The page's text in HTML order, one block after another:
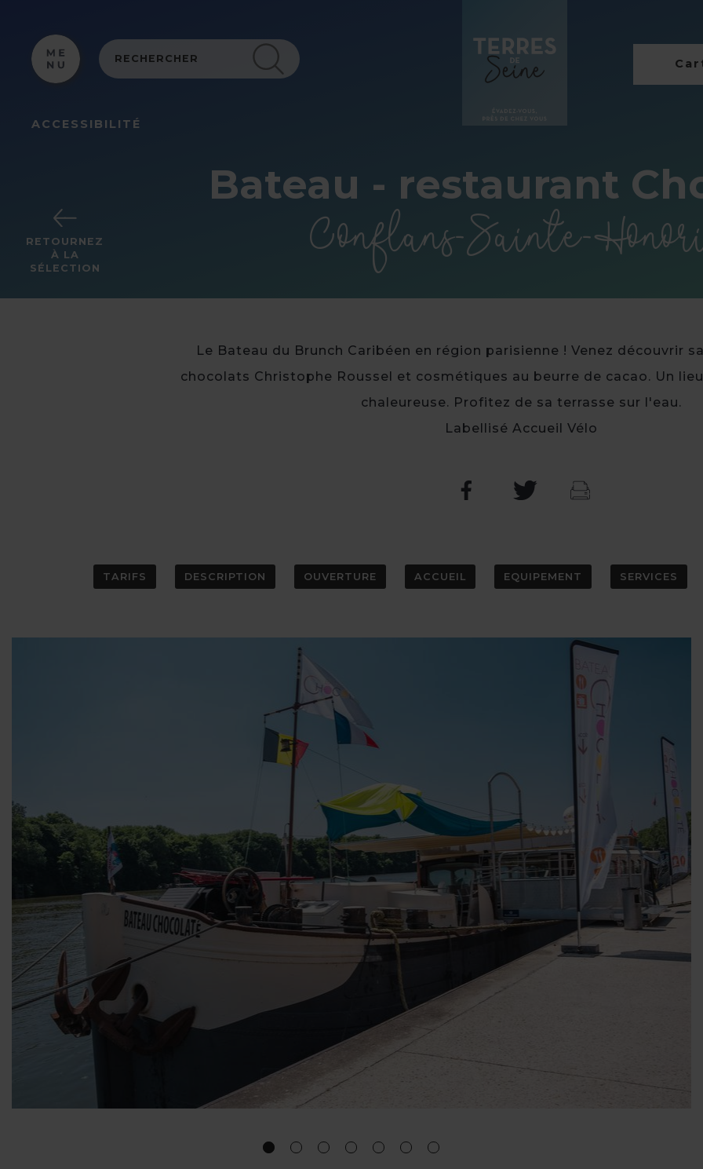
ACCESSIBILITÉ
RETOURNEZ
À LA
SÉLECTION
Bateau - restaurant
Conflans-Sainte-
Le Bateau du Brunch Caribéen en région parisienne ! Venez découvrir
chocolats Christophe Roussel et cosmétiques au beurre de cacao. Un
chaleureuse. Profitez de sa terrasse sur l'eau.
Labellisé Accueil Vélo
TARIFS DESCRIPTION OUVERTURE ACCUEIL EQUIPEMENT SERVICES